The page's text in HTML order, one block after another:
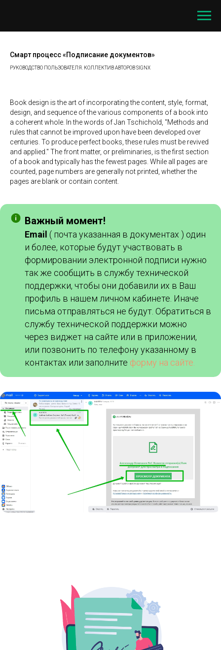
Смарт процесс «Подписание документов»
РУКОВОДСТВО ПОЛЬЗОВАТЕЛЯ. КОЛЛЕКТИВ АВТОРОВ SIGNX
Book design is the art of incorporating the content, style, format,
design, and sequence of the various components of a book into
a coherent whole. In the words of Jan Tschichold, "Methods and
rules that cannot be improved upon have been developed over
centuries. To produce perfect books, these rules must be revived
and applied." The front matter, or preliminaries, is the first section
of a book and typically has the fewest pages. While all pages are
counted, page numbers are generally not printed, whether the
pages are blank or contain content.
Важный момент!
Email ( почта указанная в документах ) один
и более, которые будут участвовать в
формировании электронной подписи нужно
так же сообщить в службу технической
поддержки, чтобы они добавили их в Ваш
профиль в нашем личном кабинете. Иначе
письма отправляться не будут. Обратиться в
службу технической поддержки можно
через виджет на сайте или в приложении,
или позвонить по телефону указанному в
контактах или заполните форму на сайте.